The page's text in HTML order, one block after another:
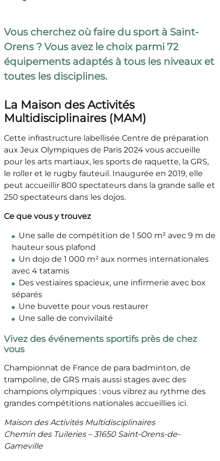
Vous cherchez où faire du sport à Saint-
Orens ? Vous avez le choix parmi 72
équipements adaptés à tous les niveaux et
toutes les disciplines.
La Maison des Activités
Multidisciplinaires (MAM)
Cette infrastructure labellisée Centre de préparation
aux Jeux Olympiques de Paris 2024 vous accueille
pour les arts martiaux, les sports de raquette, la GRS,
le roller et le rugby fauteuil. Inaugurée en 2019, elle
peut accueillir 800 spectateurs dans la grande salle et
250 spectateurs dans les dojos.
Ce que vous y trouvez
Une salle de compétition de 1 500 m² avec 9 m de
hauteur sous plafond
Un dojo de 1 000 m² aux normes internationales
avec 4 tatamis
Des vestiaires spacieux, une infirmerie avec box
séparés
Une buvette pour vous restaurer
Une salle de convivilaité
Vivez des événements sportifs près de chez
vous
Championnat de France de para badminton, de
trampoline, de GRS mais aussi stages avec des
champions olympiques : vous vibrez au rythme des
grandes compétitions nationales accueillies ici.
Maison des Activités Multidisciplinaires
Chemin des Tuileries – 31650 Saint-Orens-de-
Gameville